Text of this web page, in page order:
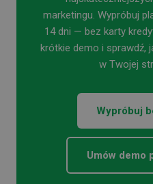
marketingu. Wypróbuj
14 dni — bez karty
krótkie demo i sprawdź,
w Twojej
Wypróbuj
Umów demo